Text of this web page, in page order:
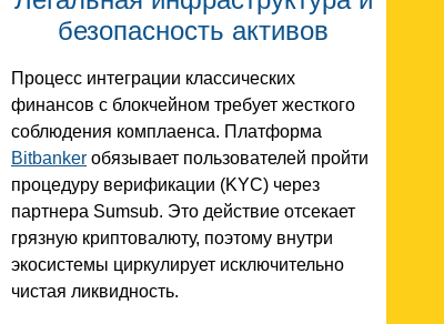
безопасность активов
Процесс интеграции классических
финансов с блокчейном требует жесткого
соблюдения комплаенса. Платформа
Bitbanker обязывает пользователей пройти
процедуру верификации (KYC) через
партнера Sumsub. Это действие отсекает
грязную криптовалюту, поэтому внутри
экосистемы циркулирует исключительно
чистая ликвидность.